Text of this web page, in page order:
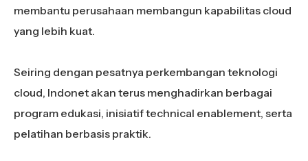
membantu perusahaan membangun kapabilitas cloud
yang lebih kuat.
Seiring dengan pesatnya perkembangan teknologi
cloud, Indonet akan terus menghadirkan berbagai
program edukasi, inisiatif technical enablement, serta
pelatihan berbasis praktik.